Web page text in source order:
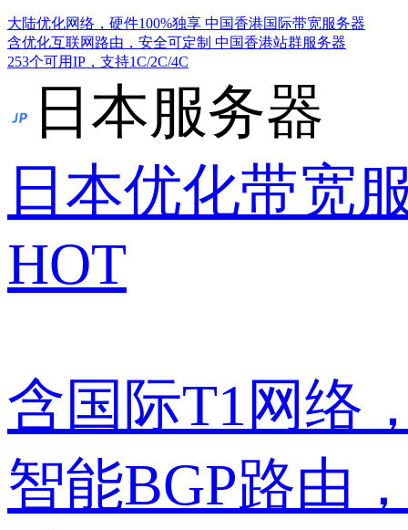
大陆优化网络，硬件100%独享 中国香港国际带宽服务器
含优化互联网路由，安全可定制 中国香港站群服务器
253个可用IP，支持1C/2C/4C
日本服务器
日本优化带宽
HOT
含国际T1网络
智能BGP路由